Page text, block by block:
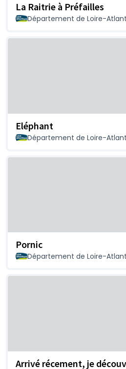
La Raitrie à Préfailles
Département de Loire-
Eléphant
Département de Loire-
Pornic
Département de Loire-
Arrivé récement, je